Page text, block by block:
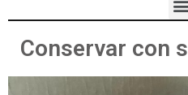
Conservar con